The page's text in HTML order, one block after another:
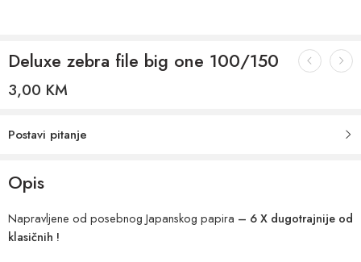
Deluxe zebra file big one 100/150
3,00 KM
Postavi pitanje
Opis
Napravljene od posebnog Japanskog papira – 6 X dugotrajnije od
klasičnih !